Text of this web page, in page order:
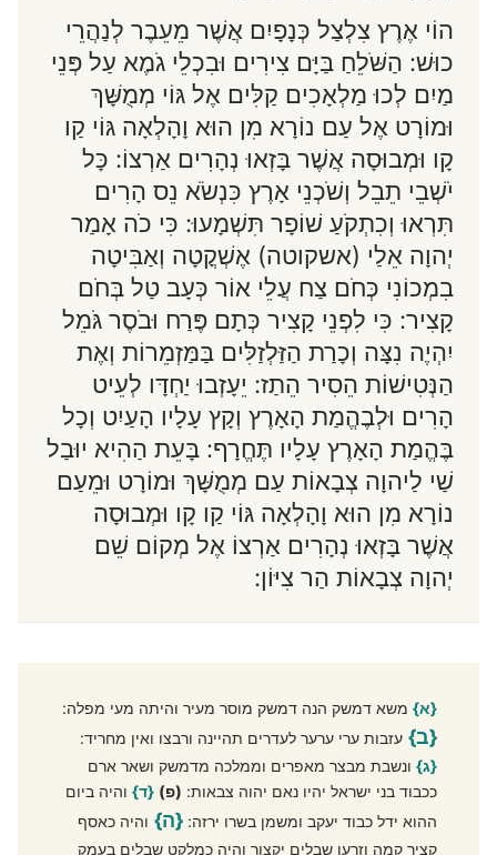
הוֹי אֶרֶץ צִלְצַל כְּנָפָיִם אֲשֶׁר מֵעֵבֶר לְנַהֲרֵי
כוּשׁ: הַשֹּׁלֵחַ בַּיָּם צִירִים וּבִכְלֵי גֹמֶא עַל פְּנֵי
מַיִם לְכוּ מַלְאָכִים קַלִּים אֶל גּוֹי מְמֻשָּׁךְ
וּמוֹרָט אֶל עַם נוֹרָא מִן הוּא וָהָלְאָה גּוֹי קַו
קָו וּמְבוּסָה אֲשֶׁר בָּזְאוּ נְהָרִים אַרְצוֹ: כָּל
יֹשְׁבֵי תֵבֵל וְשֹׁכְנֵי אָרֶץ כִּנְשֹׂא נֵס הָרִים
תִּרְאוּ וְכִתְקֹעַ שׁוֹפָר תִּשְׁמָעוּ: כִּי כֹה אָמַר
יְהוָה אֵלַי (אשקוטה) אֶשְׁקֳטָה וְאַבִּיטָה
בִמְכוֹנִי כְּחֹם צַח עֲלֵי אוֹר כְּעָב טַל בְּחֹם
קָצִיר: כִּי לִפְנֵי קָצִיר כְּתָם פֶּרַח וּבֹסֶר גֹּמֵל
יִהְיֶה נִצָּה וְכָרַת הַזַּלְזַלִּים בַּמַּזְמֵרוֹת וְאֶת
הַנְּטִישׁוֹת הֵסִיר הֵתַז: יֵעָזְבוּ יַחְדָּו לְעֵיט
הָרִים וּלְבֶהֱמַת הָאָרֶץ וְקָץ עָלָיו הָעַיִט וְכָל
בֶּהֱמַת הָאָרֶץ עָלָיו תֶּחֱרָף: בָּעֵת הַהִיא יוּבַל
שַׁי לַיהוָה צְבָאוֹת עַם מְמֻשָּׁךְ וּמוֹרָט וּמֵעַם
נוֹרָא מִן הוּא וָהָלְאָה גּוֹי קַו קָו וּמְבוּסָה
אֲשֶׁר בָּזְאוּ נְהָרִים אַרְצוֹ אֶל מְקוֹם שֵׁם
יְהוָה צְבָאוֹת הַר צִיּוֹן:
{א} משא דמשק הנה דמשק מוסר מעיר והיתה מעי מפלה:
{ב} עזבות ערי ערער לעדרים תהיינה ורבצו ואין מחריד:
{ג} ונשבת מבצר מאפרים וממלכה מדמשק ושאר ארם
ככבוד בני ישראל יהיו נאם יהוה צבאות: (פ) {ד} והיה ביום
ההוא ידל כבוד יעקב ומשמן בשרו ירזה:{ה} והיה כאסף
קציר קמה וזרעו שבלים יקצור והיה כמלקט שבלים בעמק